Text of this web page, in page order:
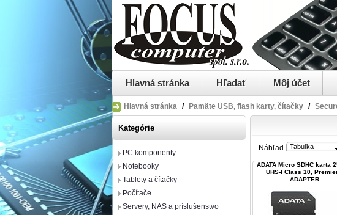
Hlavná stránka Hľadať Môj účet
Hlavná stránka / Pamäte USB, flash karty, čítačky /
Kategórie
PC komponenty
Notebooky
Tablety a čítačky
Počítače
Servery, NAS a príslušenstvo
Náhľad Tabuľka
ADATA Micro SDHC karta
UHS-I Class 10,
ADAPTER